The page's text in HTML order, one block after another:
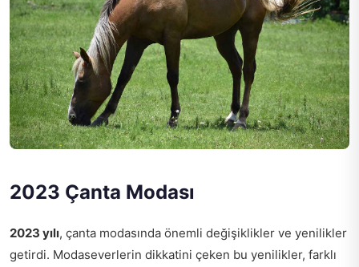
2023 Çanta Modası
2023 yılı, çanta modasında önemli değişiklikler ve yenilikler
getirdi. Modaseverlerin dikkatini çeken bu yenilikler, farklı